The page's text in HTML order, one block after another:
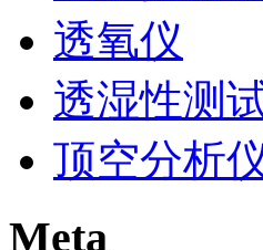
透氧仪
透湿性测
顶空分析
Meta